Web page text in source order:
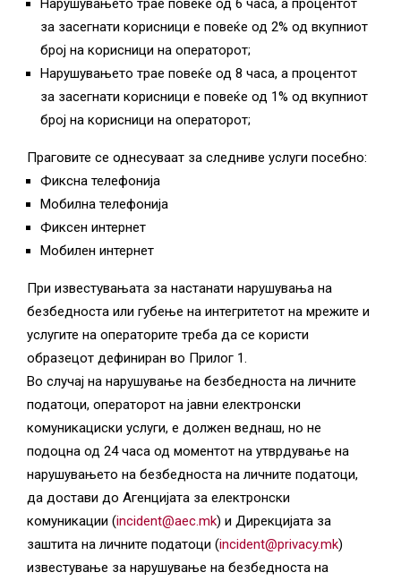
Нарушувањето трае повеќе од 6 часа, а процентот
за засегнати корисници е повеќе од 2% од вкупниот
број на корисници на операторот;
Нарушувањето трае повеќе од 8 часа, а процентот
за засегнати корисници е повеќе од 1% од вкупниот
број на корисници на операторот;
Праговите се однесуваат за следниве услуги посебно:
Фиксна телефонија
Мобилна телефонија
Фиксен интернет
Мобилен интернет
При известувањата за настанати нарушувања на
безбедноста или губење на интегритетот на мрежите и
услугите на операторите треба да се користи
образецот дефиниран во Прилог 1.
Во случај на нарушување на безбедноста на личните
податоци, операторот на јавни електронски
комуникациски услуги, е должен веднаш, но не
подоцна од 24 часа од моментот на утврдување на
нарушувањето на безбедноста на личните податоци,
да достави до Агенцијата за електронски
комуникации (incident@aec.mk) и Дирекцијата за
заштита на личните податоци (incident@privacy.mk)
известување за нарушување на безбедноста на